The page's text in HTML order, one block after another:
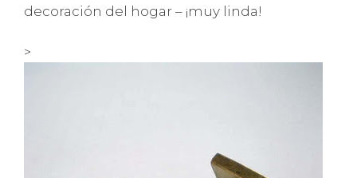
decoración del hogar – ¡muy linda!
>